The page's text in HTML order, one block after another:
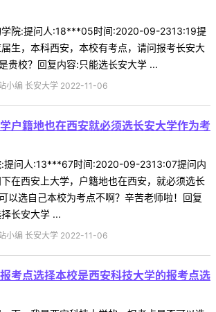
学院:提问人:18***05时间:2020-09-2313:19提
生，本科西安，本校有考点，请问报考长安大
贵校？回复内容:只能选长安大学 ...
小编 长安大学 2022-11-06
户籍地也在西安就必须选长安大学作为考
:提问人:13***67时间:2020-09-2313:07提问内
在西安上大学，户籍地也在西安，就必须选长
以选自己本校为考点不啊？辛苦老师啦！回复
长安大学 ...
小编 长安大学 2022-11-06
考点选择本校是西安科技大学的报考点选